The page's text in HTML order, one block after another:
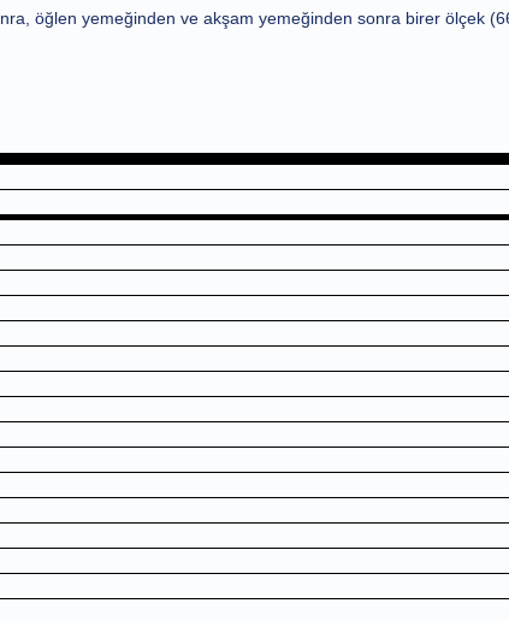
öğlen yemeğinden ve akşam yemeğinden sonra birer ölçek